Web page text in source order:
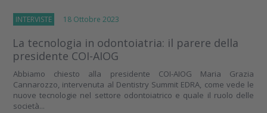
INTERVISTE 18 Ottobre 2023
La tecnologia in odontoiatria: il parere della
presidente COI-AIOG
Abbiamo chiesto alla presidente COI-AIOG Maria Grazia
Cannarozzo, intervenuta al Dentistry Summit EDRA, come vede le
nuove tecnologie nel settore odontoiatrico e quale il ruolo delle
società...